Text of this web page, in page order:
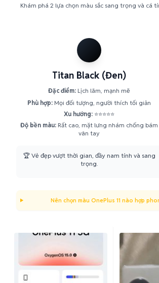
Khám phá 2 lựa chọn màu sắc sang trọng và cá
Titan Black (Đen)
Đặc điểm: Lịch lãm, mạnh mẽ
Phù hợp: Mọi đối tượng, người thích tối giản
Xu hướng: ⭐⭐⭐⭐⭐
Độ bền màu: Rất cao, mặt lưng nhám chống bám
vân tay
🏆 Vẻ đẹp vượt thời gian, đầy nam tính và sang
trọng.
Nên chọn màu OnePlus 11 nào hợp